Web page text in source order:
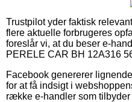
Trustpilot yder faktisk
flere aktuelle forbrugeres
foreslår vi, at du beser e-
PERELE CAR BH 12A316
Facebook genererer
for at få indsigt i
række e-handler som